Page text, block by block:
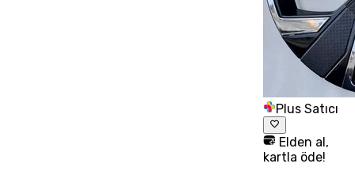
Plus Satıcı
Elden al,
kartla öde!